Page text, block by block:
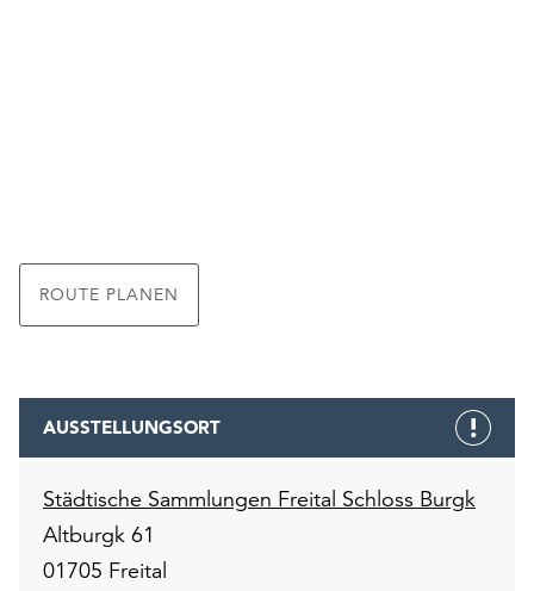
ROUTE PLANEN
AUSSTELLUNGSORT
Städtische Sammlungen Freital Schloss Burgk
Altburgk 61
01705 Freital